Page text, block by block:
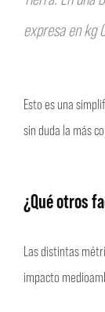
expresa en kg
Esto es una
sin duda la más
¿Qué otros
Las distintas
impacto